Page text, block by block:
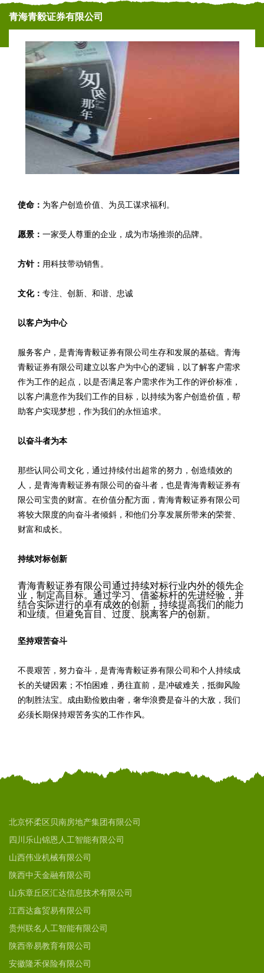
青海青毅证券有限公司
使命： 为客户创造价值、为员工谋求福利。
愿景： 一家受人尊重的企业，成为市场推崇的品牌。
方针： 用科技带动销售。
文化： 专注、创新、和谐、忠诚
以客户为中心
服务客户，是青海青毅证券有限公司生存和发展的基础。青海
青毅证券有限公司建立以客户为中心的逻辑，以了解客户需求
作为工作的起点，以是否满足客户需求作为工作的评价标准，
以客户满意作为我们工作的目标，以持续为客户创造价值，帮
助客户实现梦想，作为我们的永恒追求。
以奋斗者为本
那些认同公司文化，通过持续付出超常的努力，创造绩效的
人，是青海青毅证券有限公司的奋斗者，也是青海青毅证券有
限公司宝贵的财富。在价值分配方面，青海青毅证券有限公司
将较大限度的向奋斗者倾斜，和他们分享发展所带来的荣誉、
财富和成长。
持续对标创新
青海青毅证券有限公司通过持续对标行业内外的领先企
业，制定高目标。通过学习、借鉴标杆的先进经验，并
结合实际进行的卓有成效的创新，持续提高我们的能力
和业绩。但避免盲目、过度、脱离客户的创新。
坚持艰苦奋斗
不畏艰苦，努力奋斗，是青海青毅证券有限公司和个人持续成
长的关键因素；不怕困难，勇往直前，是冲破难关，抵御风险
的制胜法宝。成由勤俭败由奢，奢华浪费是奋斗的大敌，我们
必须长期保持艰苦务实的工作作风。
北京怀柔区贝南房地产集团有限公司
四川乐山锦恩人工智能有限公司
山西伟业机械有限公司
陕西中天金融有限公司
山东章丘区汇达信息技术有限公司
江西达鑫贸易有限公司
贵州联名人工智能有限公司
陕西帝易教育有限公司
安徽隆禾保险有限公司